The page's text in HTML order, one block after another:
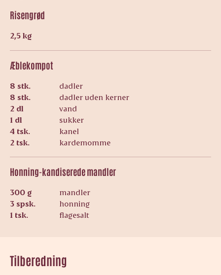
Risengrød
2,5 kg
Æblekompot
8 stk.
dadler
8 stk.
dadler uden kerner
2 dl
vand
1 dl
sukker
4 tsk.
kanel
2 tsk.
kardemomme
Honning-kandiserede mandler
300 g
mandler
3 spsk.
honning
1 tsk.
flagesalt
Tilberedning